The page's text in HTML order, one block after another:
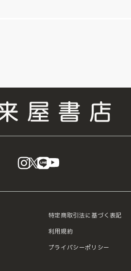
instagram
X LINE
特定商取引法に基づく表記
利用規約
プライバシーポリシー